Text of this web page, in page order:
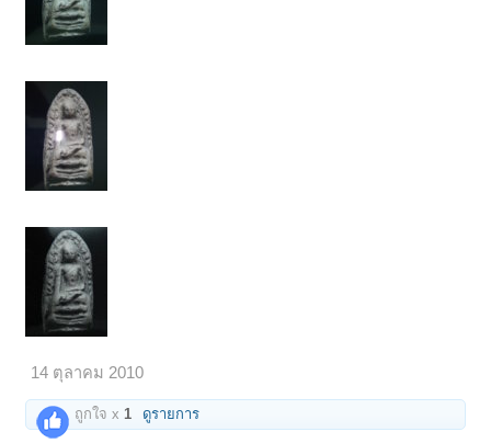
14 ตุลาคม 2010
ถูกใจ x 1 ดูรายการ